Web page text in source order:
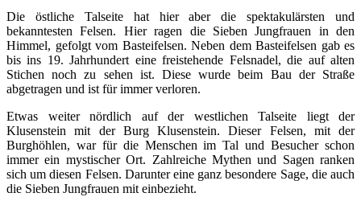
Die östliche Talseite hat hier aber die spektakulärsten und
bekanntesten Felsen. Hier ragen die Sieben Jungfrauen in den
Himmel, gefolgt vom Basteifelsen. Neben dem Basteifelsen gab es
bis ins 19. Jahrhundert eine freistehende Felsnadel, die auf alten
Stichen noch zu sehen ist. Diese wurde beim Bau der Straße
abgetragen und ist für immer verloren.
Etwas weiter nördlich auf der westlichen Talseite liegt der
Klusenstein mit der Burg Klusenstein. Dieser Felsen, mit der
Burghöhlen, war für die Menschen im Tal und Besucher schon
immer ein mystischer Ort. Zahlreiche Mythen und Sagen ranken
sich um diesen Felsen. Darunter eine ganz besondere Sage, die auch
die Sieben Jungfrauen mit einbezieht.